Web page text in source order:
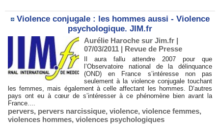
Violence conjugale : les hommes aussi - Violence
psychologique. JIM.fr
Aurélie Haroche sur Jim.fr |
07/03/2011 | Revue de Presse
Il aura fallu attendre 2007 pour que
l’Observatoire national de la délinquance
(OND) en France s’intéresse non pas
seulement à la violence conjugale touchant
les femmes, mais également à celle affectant les hommes. D’autres
pays ont eu à cœur de s’intéresser à ce phénomène bien avant la
France....
pervers, pervers narcissique, violence, violence femmes,
violences hommes, violences psychologiques